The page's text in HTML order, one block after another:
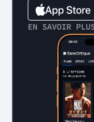
EN SAVOIR